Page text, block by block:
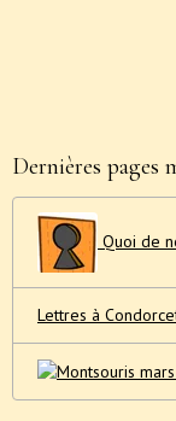
Dernières pages
Quoi de
Lettres à